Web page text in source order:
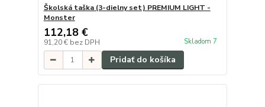
Školská taška (3-dielny set) PREMIUM LIGHT -
Monster
112,18 €
91,20 € bez DPH Skladom 7
Pridať do košíka